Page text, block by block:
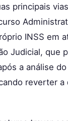
principais
INSS em
Judicial, que
a análise
reverter a